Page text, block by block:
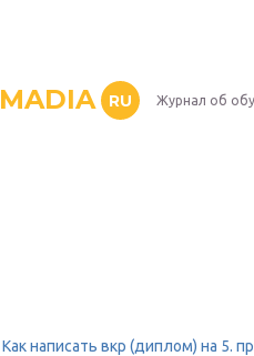
MADIA RU Журнал об
Как написать вкр (диплом) на 5.